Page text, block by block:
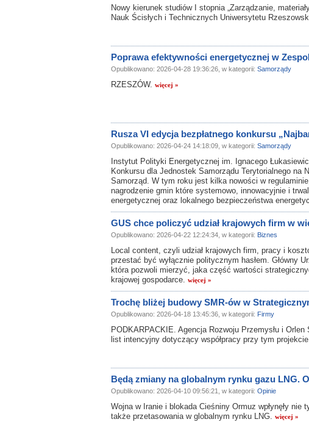
Nowy kierunek studiów I stopnia „Zarządzanie,
Nauk Ścisłych i Technicznych Uniwersytetu
Poprawa efektywności energetycznej w
Opublikowano: 2026-04-28 19:36:26, w kategorii: Samorządy
RZESZÓW. więcej »
Rusza VI edycja bezpłatnego konkursu
Opublikowano: 2026-04-24 14:18:09, w kategorii: Samorządy
Instytut Polityki Energetycznej im. Ignacego
Konkursu dla Jednostek Samorządu Terytorialnego na
Samorząd. W tym roku jest kilka nowości w
nagrodzenie gmin które systemowo, innowacyjnie i
energetycznej oraz lokalnego bezpieczeństwa
GUS chce policzyć udział krajowych firm w
Opublikowano: 2026-04-22 12:24:34, w kategorii: Biznes
Local content, czyli udział krajowych firm, pracy i
przestać być wyłącznie politycznym hasłem. Główny
która pozwoli mierzyć, jaka część wartości
krajowej gospodarce. więcej »
Trochę bliżej budowy SMR-ów w
Opublikowano: 2026-04-18 13:45:36, w kategorii: Firmy
PODKARPACKIE. Agencja Rozwoju Przemysłu i
list intencyjny dotyczący współpracy przy tym
Będą zmiany na globalnym rynku gazu LNG.
Opublikowano: 2026-04-10 09:56:21, w kategorii: Opinie
Wojna w Iranie i blokada Cieśniny Ormuz wpłynęły nie
także przetasowania w globalnym rynku LNG. więcej »